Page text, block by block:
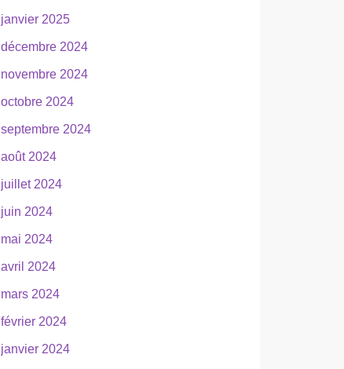
janvier 2025
décembre 2024
novembre 2024
octobre 2024
septembre 2024
août 2024
juillet 2024
juin 2024
mai 2024
avril 2024
mars 2024
février 2024
janvier 2024